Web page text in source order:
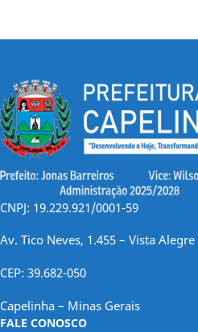
CNPJ: 19.229.921/0001-59
Av. Tico Neves, 1.455 – Vista Alegre
CEP: 39.682-050
Capelinha – Minas Gerais
FALE CONOSCO